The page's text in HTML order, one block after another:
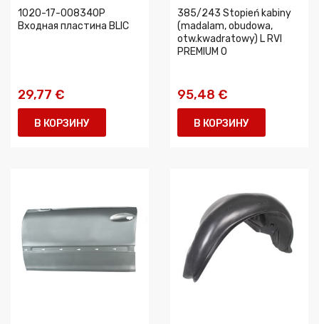
1020-17-008340P
Входная пластина BLIC
29,77 €
В КОРЗИНУ
385/243 Stopień kabiny
(madalam, obudowa,
otw.kwadratowy) L RVI
PREMIUM 0
95,48 €
В КОРЗИНУ